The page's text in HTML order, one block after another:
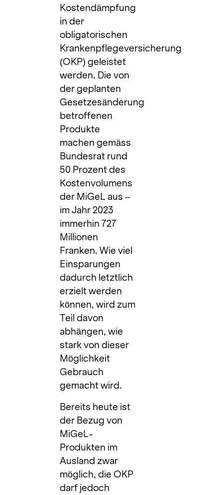
Kostendämpfung
in der
obligatorischen
Krankenpflegeversicherung
(OKP) geleistet
werden. Die von
der geplanten
Gesetzesänderung
betroffenen
Produkte
machen gemäss
Bundesrat rund
50 Prozent des
Kostenvolumens
der MiGeL aus –
im Jahr 2023
immerhin 727
Millionen
Franken. Wie viel
Einsparungen
dadurch letztlich
erzielt werden
können, wird zum
Teil davon
abhängen, wie
stark von dieser
Möglichkeit
Gebrauch
gemacht wird.
Bereits heute ist
der Bezug von
MiGeL-
Produkten im
Ausland zwar
möglich, die OKP
darf jedoch